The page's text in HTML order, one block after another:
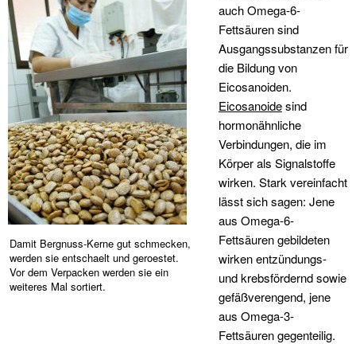
Damit Bergnuss-Kerne gut schmecken,
werden sie entschaelt und geroestet.
Vor dem Verpacken werden sie ein
weiteres Mal sortiert.
auch Omega-6-
Fettsäuren sind
Ausgangssubstanzen für
die Bildung von
Eicosanoiden.
Eicosanoidesind
hormonähnliche
Verbindungen, die im
Körper als Signalstoffe
wirken. Stark vereinfacht
lässt sich sagen: Jene
aus Omega-6-
Fettsäuren gebildeten
wirken entzündungs-
und krebsfördernd sowie
gefäßverengend, jene
aus Omega-3-
Fettsäuren gegenteilig.